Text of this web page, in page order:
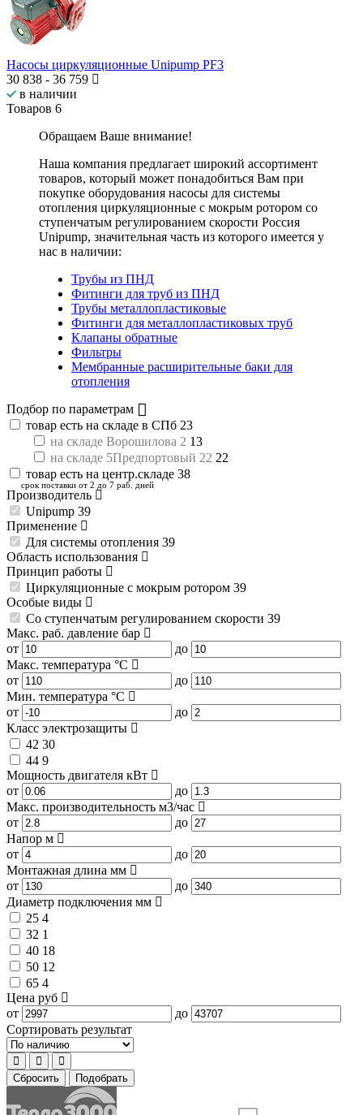
Насосы циркуляционные Unipump PF3
30 838 - 36 759
в наличии
Товаров 6
Обращаем Ваше внимание!
Наша компания предлагает широкий ассортимент
товаров, который может понадобиться Вам при
покупке оборудования насосы для системы
отопления циркуляционные с мокрым ротором со
ступенчатым регулированием скорости Россия
Unipump, значительная часть из которого имеется у
нас в наличии:
Трубы из ПНД
Фитинги для труб из ПНД
Трубы металлопластиковые
Фитинги для металлопластиковых труб
Клапаны обратные
Фильтры
Мембранные расширительные баки для
отопления
Подбор по параметрам
товар есть на складе в СПб 23
на складе Ворошилова 2 13
на складе 5Предпортовый 22 22
товар есть на центр.складе 38
срок поставки от 2 до 7 раб. дней
Производитель
Unipump 39
Применение
Для системы отопления 39
Область использования
Принцип работы
Циркуляционные с мокрым ротором 39
Особые виды
Со ступенчатым регулированием скорости 39
Макс. раб. давление бар
от
до
Макс. температура °C
от
до
Мин. температура °C
от
до
Класс электрозащиты
42 30
44 9
Мощность двигателя кВт
от
до
Макс. производительность м3/час
от
до
Напор м
от
до
Монтажная длина мм
от
до
Диаметр подключения мм
25 4
32 1
40 18
50 12
65 4
Цена руб
от
до
Сортировать результат
Сбросить Подобрать